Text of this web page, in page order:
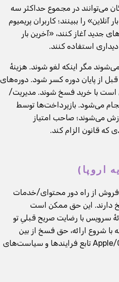
می‌توانند در مجموع حداکثر سه
را ببینند؛ کاربران پریمیوم
جدید آغاز کنند، «آخرین بار
استفاده کنند.
مگر اینکه لغو شوند. هزینهٔ
است تا 24 ساعت قبل از پایان دوره کسر شود. دوره‌های
است با خرید فسخ شوند. مدیریت/
می‌شود. بازپرداخت‌ها توسط
می‌شوند؛ صاحب امتیاز
که قانون الزام کند.
فروش از راه دور محتوای/خدمات
سرویس با رضایت صریح قبلیِ تو
با شروع ارائه، حق فسخ از بین
می‌رود. خریدها از طریق Apple/Google تابع فرایندها و سیاست‌های